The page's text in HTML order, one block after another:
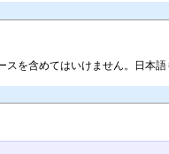
を含めてはいけません。日本語